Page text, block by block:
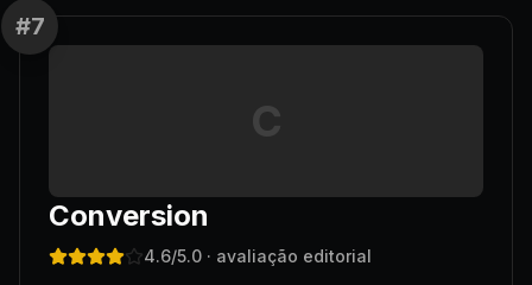
#7
C
Conversion
4.6/5.0 · avaliação editorial